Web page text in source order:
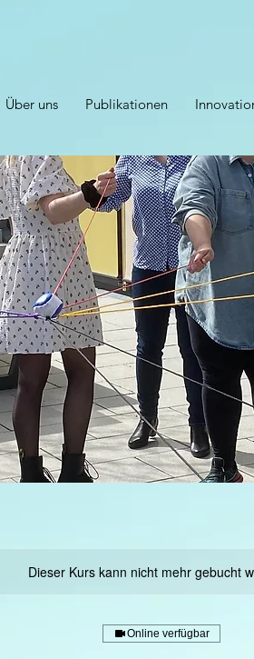
Über uns Publikationen
Dieser Kurs kann nicht mehr gebucht
Online verfügbar